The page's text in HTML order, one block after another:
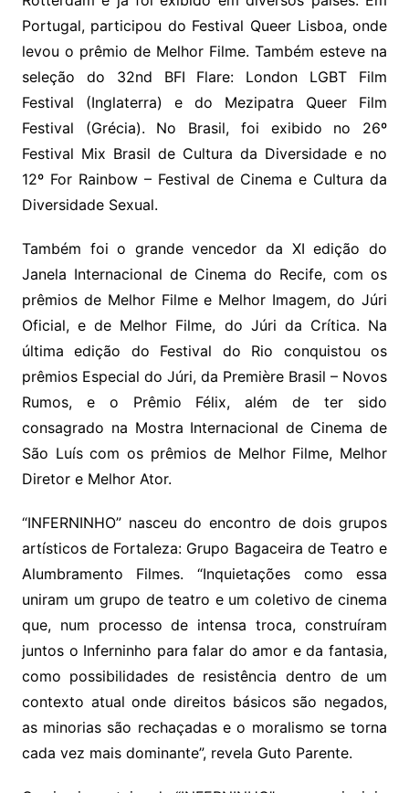
Portugal, participou do Festival Queer Lisboa, onde
levou o prêmio de Melhor Filme. Também esteve na
seleção do 32nd BFI Flare: London LGBT Film
Festival (Inglaterra) e do Mezipatra Queer Film
Festival (Grécia). No Brasil, foi exibido no 26º
Festival Mix Brasil de Cultura da Diversidade e no
12º For Rainbow – Festival de Cinema e Cultura da
Diversidade Sexual.
Também foi o grande vencedor da XI edição do
Janela Internacional de Cinema do Recife, com os
prêmios de Melhor Filme e Melhor Imagem, do Júri
Oficial, e de Melhor Filme, do Júri da Crítica. Na
última edição do Festival do Rio conquistou os
prêmios Especial do Júri, da Première Brasil – Novos
Rumos, e o Prêmio Félix, além de ter sido
consagrado na Mostra Internacional de Cinema de
São Luís com os prêmios de Melhor Filme, Melhor
Diretor e Melhor Ator.
“INFERNINHO” nasceu do encontro de dois grupos
artísticos de Fortaleza: Grupo Bagaceira de Teatro e
Alumbramento Filmes. “Inquietações como essa
uniram um grupo de teatro e um coletivo de cinema
que, num processo de intensa troca, construíram
juntos o Inferninho para falar do amor e da fantasia,
como possibilidades de resistência dentro de um
contexto atual onde direitos básicos são negados,
as minorias são rechaçadas e o moralismo se torna
cada vez mais dominante”, revela Guto Parente.